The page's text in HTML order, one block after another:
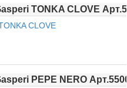
CLOVE